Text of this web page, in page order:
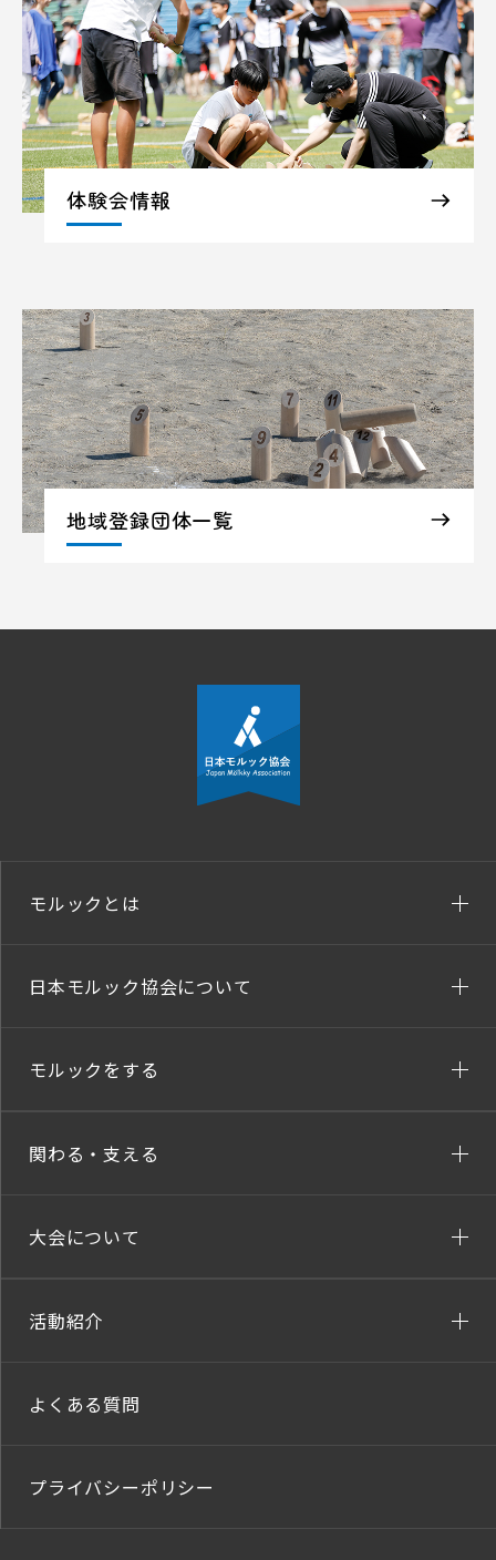
体験会情報
地域登録団体一覧
モルックとは
日本モルック協会について
モルックをする
関わる・支える
大会について
活動紹介
よくある質問
プライバシーポリシー